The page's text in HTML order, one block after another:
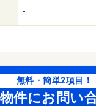
-
無料・簡単2項目！
件にお問い